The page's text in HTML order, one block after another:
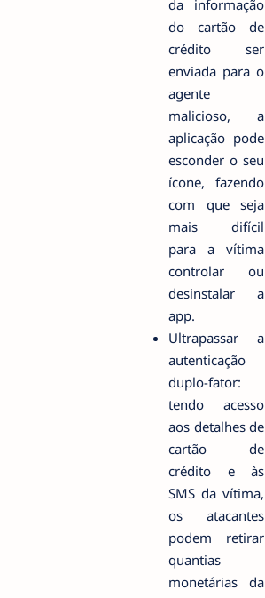
da informação
do cartão de
crédito ser
enviada para o
agente
malicioso, a
aplicação pode
esconder o seu
ícone, fazendo
com que seja
mais difícil
para a vítima
controlar ou
desinstalar a
app.
Ultrapassar a
autenticação
duplo-fator:
tendo acesso
aos detalhes de
cartão de
crédito e às
SMS da vítima,
os atacantes
podem retirar
quantias
monetárias da